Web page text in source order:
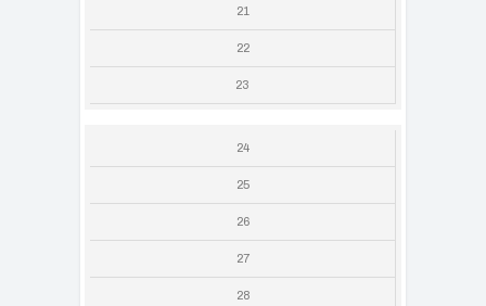
21
22
23
24
25
26
27
28